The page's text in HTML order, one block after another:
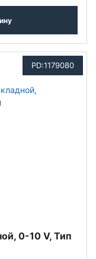
PD:1179080
0-10 V, Тип